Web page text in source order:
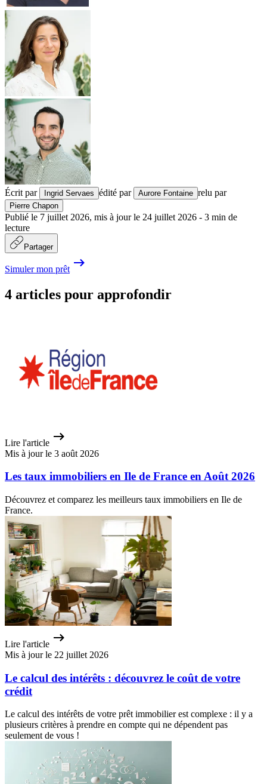
Écrit par Ingrid Servaes édité par Aurore Fontaine relu par
Pierre Chapon
Publié le 7 juillet 2026, mis à jour le 24 juillet 2026 - 3 min de
lecture
Partager
Simuler mon prêt
4 articles pour approfondir
Lire l'article
Mis à jour le 3 août 2026
Les taux immobiliers en Ile de France en Août 2026
Découvrez et comparez les meilleurs taux immobiliers en Ile de
France.
Lire l'article
Mis à jour le 22 juillet 2026
Le calcul des intérêts : découvrez le coût de votre
crédit
Le calcul des intérêts de votre prêt immobilier est complexe : il y a
plusieurs critères à prendre en compte qui ne dépendent pas
seulement de vous !